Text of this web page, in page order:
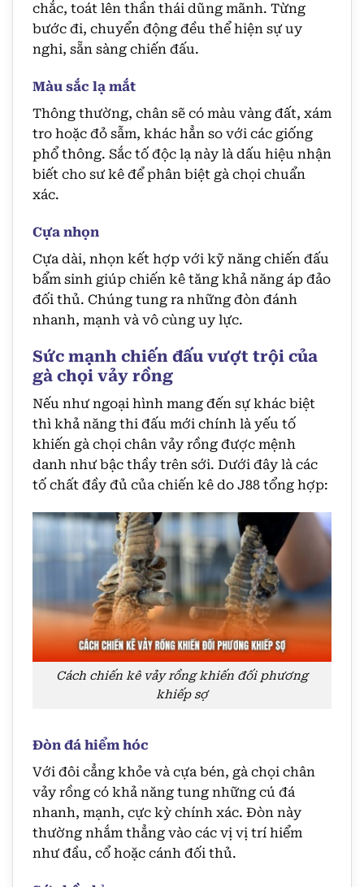
chắc, toát lên thần thái dũng mãnh. Từng
bước đi, chuyển động đều thể hiện sự uy
nghi, sẵn sàng chiến đấu.
Màu sắc lạ mắt
Thông thường, chân sẽ có màu vàng đất, xám
tro hoặc đỏ sẫm, khác hẳn so với các giống
phổ thông. Sắc tố độc lạ này là dấu hiệu nhận
biết cho sư kê để phân biệt gà chọi chuẩn
xác.
Cựa nhọn
Cựa dài, nhọn kết hợp với kỹ năng chiến đấu
bẩm sinh giúp chiến kê tăng khả năng áp đảo
đối thủ. Chúng tung ra những đòn đánh
nhanh, mạnh và vô cùng uy lực.
Sức mạnh chiến đấu vượt trội của
gà chọi vảy rồng
Nếu như ngoại hình mang đến sự khác biệt
thì khả năng thi đấu mới chính là yếu tố
khiến gà chọi chân vảy rồng được mệnh
danh như bậc thầy trên sới. Dưới đây là các
tố chất đầy đủ của chiến kê do J88 tổng hợp:
Cách chiến kê vảy rồng khiến đối phương
khiếp sợ
Đòn đá hiểm hóc
Với đôi cẳng khỏe và cựa bén, gà chọi chân
vảy rồng có khả năng tung những cú đá
nhanh, mạnh, cực kỳ chính xác. Đòn này
thường nhắm thẳng vào các vị vị trí hiểm
như đầu, cổ hoặc cánh đối thủ.